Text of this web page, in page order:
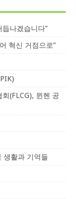
나겠습니다”
혁신 거점으로”
(FLCG), 뮌헨 공
생활과 기억들